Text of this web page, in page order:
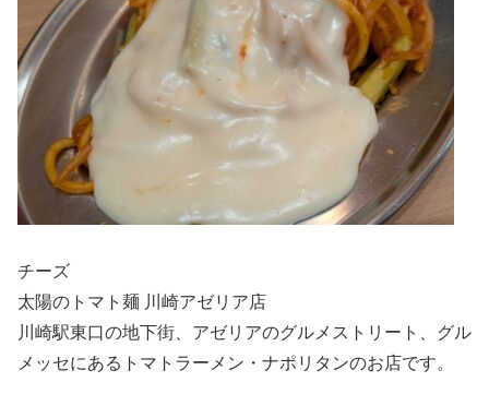
チーズ
太陽のトマト麺 川崎アゼリア店
川崎駅東口の地下街、アゼリアのグルメストリート、グル
メッセにあるトマトラーメン・ナポリタンのお店です。